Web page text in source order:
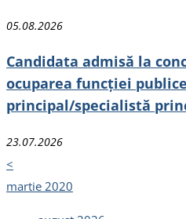
05.08.2026
Candidata admisă la
ocuparea funcției
principal/specialistă
23.07.2026
<
martie 2020